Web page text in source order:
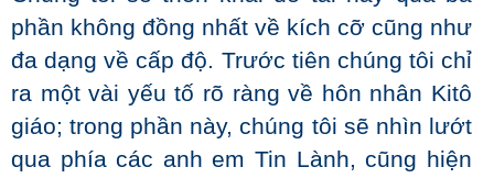
phần không đồng nhất về kích cỡ cũng như
đa dạng về cấp độ. Trước tiên chúng tôi chỉ
ra một vài yếu tố rõ ràng về hôn nhân Kitô
giáo; trong phần này, chúng tôi sẽ nhìn lướt
qua phía các anh em Tin Lành, cũng hiện